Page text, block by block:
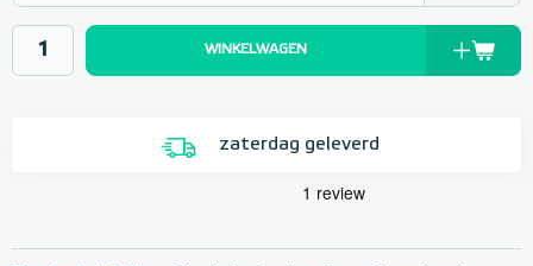
WINKELWAGEN
zaterdag geleverd